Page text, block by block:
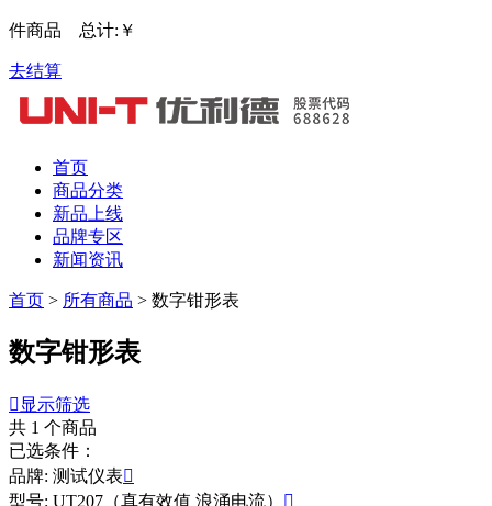
件商品 总计: ￥
去结算
首页
商品分类
新品上线
品牌专区
新闻资讯
首页 > 所有商品 > 数字钳形表
数字钳形表
 显示筛选
共 1 个商品
已选条件：
品牌: 测试仪表
型号: UT207（真有效值 浪涌电流）
